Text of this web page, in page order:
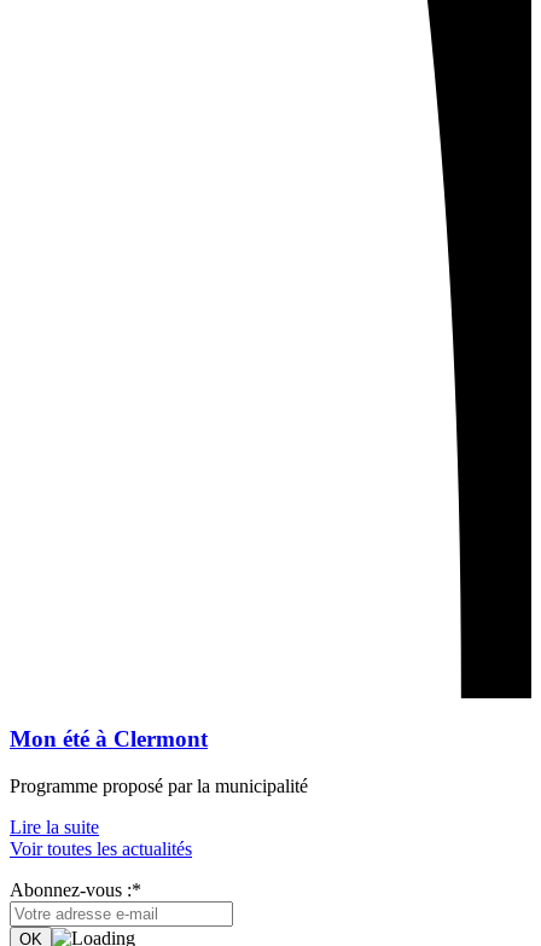
Mon été à Clermont
Programme proposé par la municipalité
Lire la suite
Voir toutes les actualités
Abonnez-vous :*